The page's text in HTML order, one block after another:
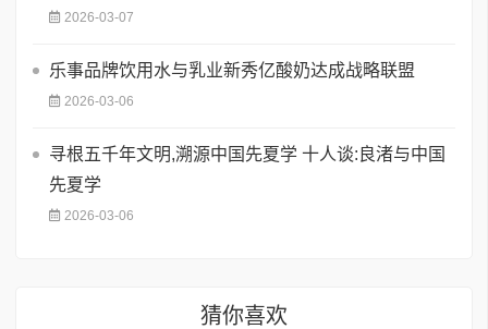
2026-03-07
乐事品牌饮用水与乳业新秀亿酸奶达成战略联盟
2026-03-06
寻根五千年文明,溯源中国先夏学 十人谈:良渚与中国
先夏学
2026-03-06
猜你喜欢